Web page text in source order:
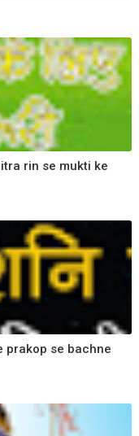
Pitra rin se mukti ke
prakop se bachne